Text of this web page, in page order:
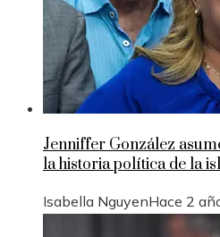
Jenniffer González
la historia política de la
Isabella NguyenHace 2